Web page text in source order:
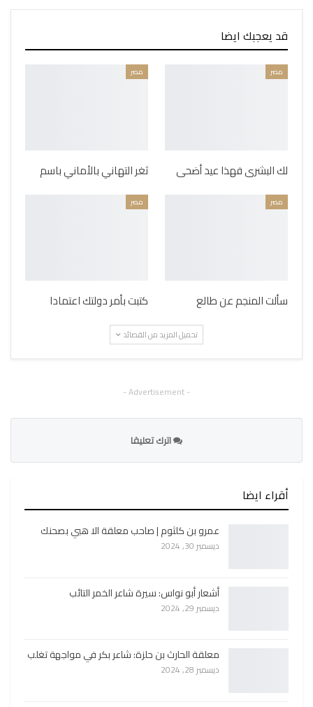
قد يعجبك ايضا
مصر
لك البشرى فهذا عيد أضحى
مصر
ثغر التهاني بالأماني باسم
مصر
سألت المنجم عن طالع
مصر
كتبت بأمر دولتك اعتمادا
تحميل المزيد من القصائد
- Advertisement -
اترك تعليقا
أقراء ايضا
عمرو بن كلثوم | صاحب معلقة الا هبي بصحنك
ديسمبر 30, 2024
أشعار أبو نواس: سيرة شاعر الخمر التائب
ديسمبر 29, 2024
معلقة الحارث بن حلزة: شاعر بكر في مواجهة تغلب
ديسمبر 28, 2024